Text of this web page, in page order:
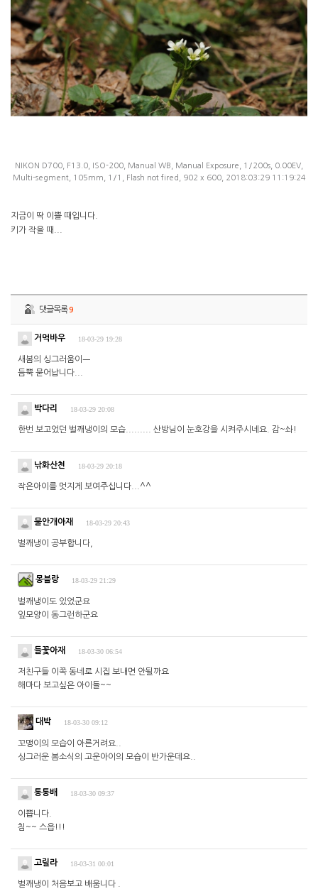
NIKON D700, F13.0, ISO-200, Manual WB, Manual Exposure, 1/200s, 0.00EV,
Multi-segment, 105mm, 1/1, Flash not fired, 902 x 600, 2018:03:29 11:19:24
지금이 딱 이쁠 때입니다.
키가 작을 때...
댓글목록9
거먹바우 18-03-29 19:28
새봄의 싱그러움이ㅡ
듬뿍 묻어납니다...
박다리 18-03-29 20:08
한번 보고었던 벌깨냉이의 모습......... 산방님이 눈호강을 시켜주시네요. 감~솨!
낚화산천 18-03-29 20:18
작은아이를 멋지게 보여주십니다...^^
물안개아재 18-03-29 20:43
벌깨냉이 공부합니다,
몽블랑 18-03-29 21:29
벌깨냉이도 있었군요
잎모양이 동그런하군요
들꽃아재 18-03-30 06:54
저친구들 이쪽 동네로 시집 보내면 안될까요
해마다 보고싶은 아이들~~
대박 18-03-30 09:12
꼬맹이의 모습이 아른거려요..
싱그러운 봄소식의 고운아이의 모습이 반가운데요..
통통배 18-03-30 09:37
이쁩니다.
침~~ 스읍!!!
고릴라 18-03-31 00:01
벌깨냉이 처음보고 배움니다 .